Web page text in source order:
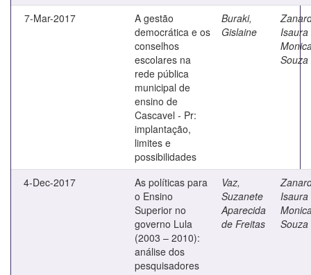
7-Mar-2017
A gestão
democrática e os
conselhos
escolares na
rede pública
municipal de
ensino de
Cascavel - Pr:
implantação,
limites e
possibilidades
Buraki,
Gislaine
Isaura
Souza
4-Dec-2017
As políticas para
o Ensino
Superior no
governo Lula
(2003 – 2010):
análise dos
pesquisadores
Vaz,
Suzanete
Aparecida
de Freitas
Isaura
Souza